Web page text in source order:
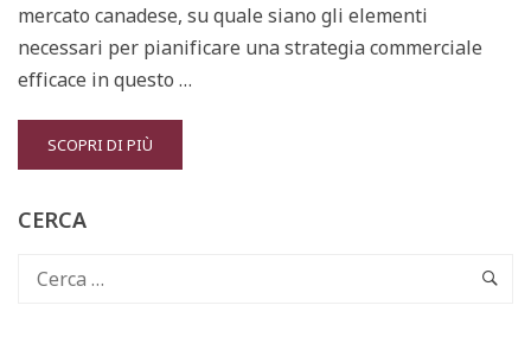
mercato canadese, su quale siano gli elementi
necessari per pianificare una strategia commerciale
efficace in questo …
READ
MORE
WEBINAR
ANALISI,
SCOPRI DI PIÙ
CERCA